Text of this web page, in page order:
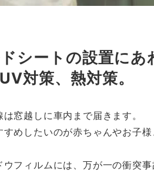
シートの設置に
対策、熱対策。
窓越しに車内まで届きます。
めしたいのが赤ちゃんやお子
ウフィルムには、万が一の衝突